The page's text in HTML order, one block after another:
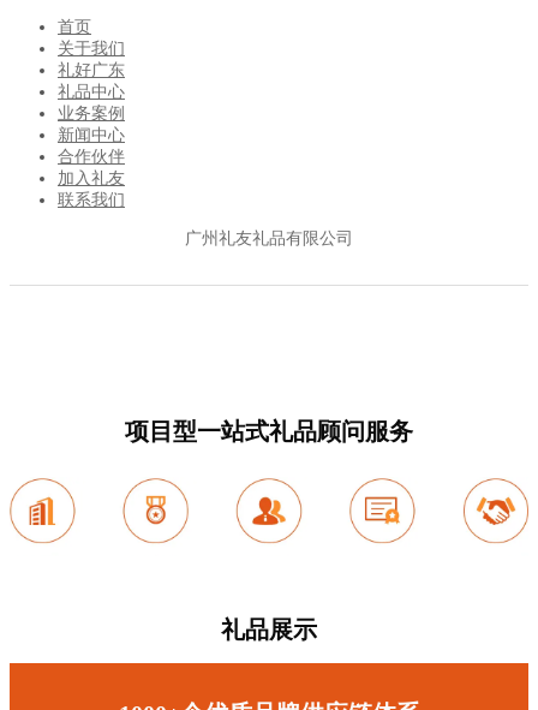
首页
关于我们
礼好广东
礼品中心
业务案例
新闻中心
合作伙伴
加入礼友
联系我们
广州礼友礼品有限公司